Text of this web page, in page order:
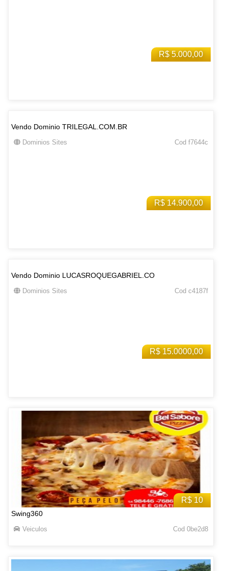
R$ 5.000,00
R$ 14.900,00
Vendo Dominio TRILEGAL.COM.BR
Dominios Sites Cod f7644c
R$ 15.0000,00
Vendo Dominio LUCASROQUEGABRIEL.CO
Dominios Sites Cod c4187f
R$ 10
Swing360
Veiculos Cod 0be2d8